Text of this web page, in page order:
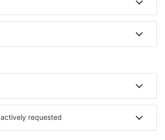
Ce fel de facilităţi oferă
Facilitățile proprietăţilor în San
tipul de cazare și de numărul de
camere cu chicinetă, balcon, aer
prepararea ceaiului şi a cafelei,
Vizitatorii pot avea parcare gratuită,
restaurant sau pot alege un hotel cu
cazare în San Roman de los Montes la
transport de la aeroport.